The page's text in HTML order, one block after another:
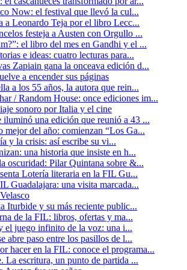
Now: el festival que llevó la cul...
a Leonardo Teja por el libro Lecc...
festeja a Austen con Orgullo ...
el libro del mes en Gandhi y el ...
e ideas: cuatro lecturas para...
Zapiain gana la onceava edición d...
a encender sus páginas
a los 55 años, la autora que rein...
/ Random House: once ediciones im...
sonoro por Italia y el cine
una edición que reunió a 43 ...
mejor del año: comienzan “Los Ga...
y la crisis: así escribe su vi...
una historia que insiste en h...
oscuridad: Pilar Quintana sobre &...
Lotería literaria en la FIL Gu...
Guadalajara: una visita marcada...
Iturbide y su más reciente public...
de la FIL: libros, ofertas y ma...
el juego infinito de la voz: una i...
abre paso entre los pasillos de l...
hacer en la FIL: conoce el programa...
La escritura, un punto de partida ...